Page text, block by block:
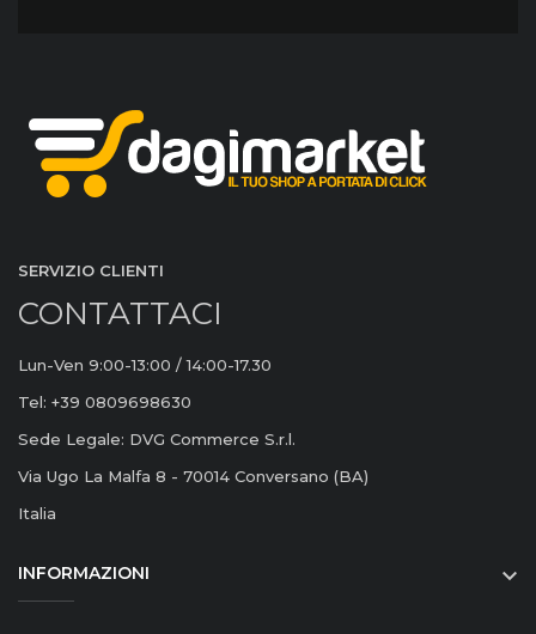
SERVIZIO CLIENTI
CONTATTACI
Lun-Ven 9:00-13:00 / 14:00-17.30
Tel: +39 0809698630
Sede Legale: DVG Commerce S.r.l.
Via Ugo La Malfa 8 - 70014 Conversano (BA)
Italia
INFORMAZIONI 